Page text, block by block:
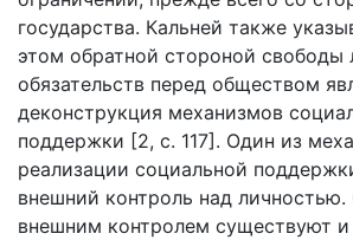
государства. Кальней также
этом обратной стороной свободы
обязательств перед обществом
деконструкция механизмов
поддержки [2, с. 117]. Один из
реализации социальной
внешний контроль над
внешним контролем существуют и